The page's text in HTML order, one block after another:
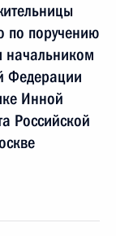
по поручению
начальником
Федерации
Инной
Российской